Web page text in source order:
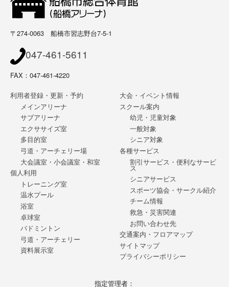
〒274-0063 船橋市習志野台7-5-1
047-461-5611
FAX：047-461-4220
利用者登録・更新・予約
メインアリーナ
サブアリーナ
エクササイズ室
多目的室
弓道・アーチェリー場
大会議室・小会議室・和室
個人利用
トレーニング室
温水プール
浴室
卓球室
バドミントン
弓道・アーチェリー
資料展示室
大会・イベント情報
スクール案内
幼児・児童対象
一般対象
シニア対象
各種サービス
割引サービス・便利なサービ
ス
シニアサービス
スポーツ協会・サークル紹介
チーム情報
救急・災害関連
お問い合わせ先
交通案内・フロアマップ
サイトマップ
プライバシーポリシー
指定管理者：